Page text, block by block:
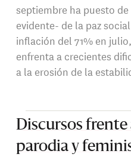
septiembre ha puesto
evidente- de la paz
inflación del 71% en
enfrenta a crecientes
a la erosión de la
Discursos frente
parodia y